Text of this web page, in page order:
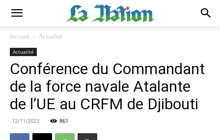
Accueil Actualité
Actualité
Conférence du Commandant
de la force navale Atalante
de l’UE au CRFM de Djibouti
12/11/2023 861